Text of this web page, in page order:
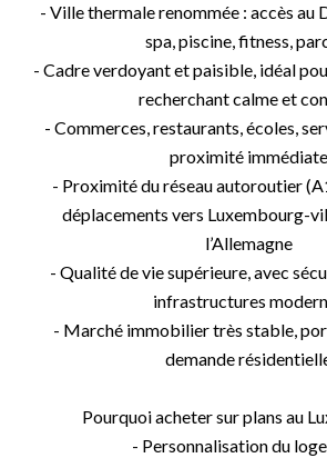
- Ville thermale renommée : accès au
spa, piscine, fitness,
- Cadre verdoyant et paisible, idéal
recherchant calme et
- Commerces, restaurants, écoles,
proximité immédiate
- Proximité du réseau autoroutier
déplacements vers Luxembourg-
l’Allemagne
- Qualité de vie supérieure, avec
infrastructures
- Marché immobilier très stable,
demande
Pourquoi acheter sur plans au
- Personnalisation du